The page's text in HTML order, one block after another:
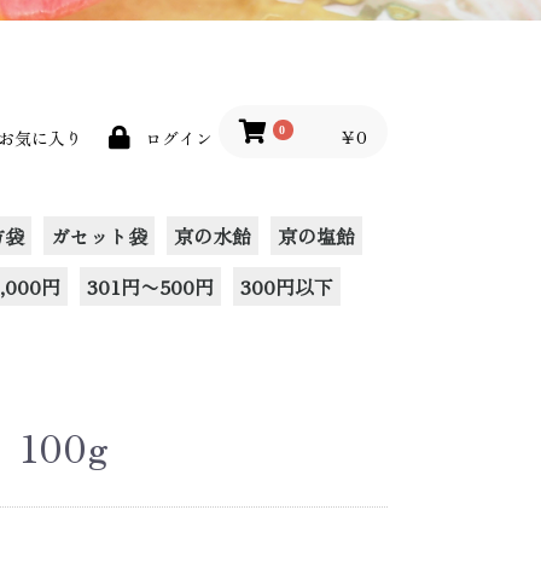
お気に入り ログイン 0 ￥0
ガセット袋 京の水飴
京の塩飴
円 301円〜500円 300円以下